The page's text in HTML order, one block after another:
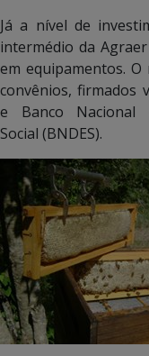
Já a nível de
intermédio da
em equipamentos.
convênios, firmados
e Banco Nacional
Social (BNDES).